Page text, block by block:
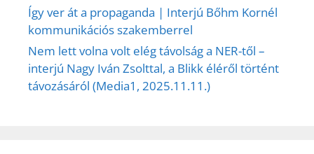
Így ver át a propaganda | Interjú Bőhm Kornél
kommunikációs szakemberrel
Nem lett volna volt elég távolság a NER-től –
interjú Nagy Iván Zsolttal, a Blikk éléről történt
távozásáról (Media1, 2025.11.11.)